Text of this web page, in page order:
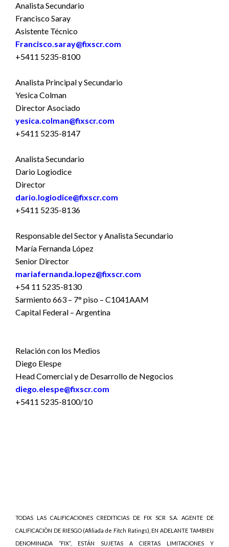
Analista Secundario
Francisco Saray
Asistente Técnico
Francisco.saray@fixscr.com
+5411 5235-8100
Analista Principal y Secundario
Yesica Colman
Director Asociado
yesica.colman@fixscr.com
+5411 5235-8147
Analista Secundario
Dario Logiodice
Director
dario.logiodice@fixscr.com
+5411 5235-8136
Responsable del Sector y Analista Secundario
María Fernanda López
Senior Director
mariafernanda.lopez@fixscr.com
+54 11 5235-8130
Sarmiento 663 – 7° piso – C1041AAM
Capital Federal – Argentina
Relación con los Medios
Diego Elespe
Head Comercial y de Desarrollo de Negocios
diego.elespe@fixscr.com
+5411 5235-8100/10
TODAS LAS CALIFICACIONES CREDITICIAS DE FIX SCR S.A. AGENTE DE
CALIFICACIÒN DE RIESGO (Afiliada de Fitch Ratings), EN ADELANTE TAMBIEN
DENOMINADA “FIX”, ESTÁN SUJETAS A CIERTAS LIMITACIONES Y